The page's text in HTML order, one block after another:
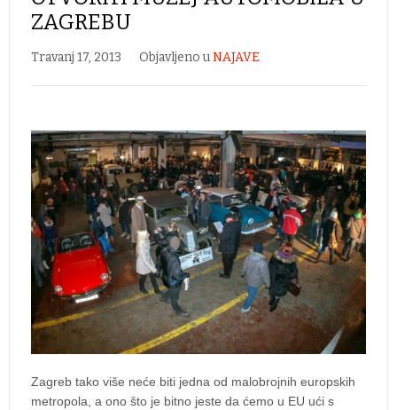
ZAGREBU
Travanj 17, 2013 Objavljeno uNAJAVE
Zagreb tako više neće biti jedna od malobrojnih europskih
metropola, a ono što je bitno jeste da ćemo u EU ući s